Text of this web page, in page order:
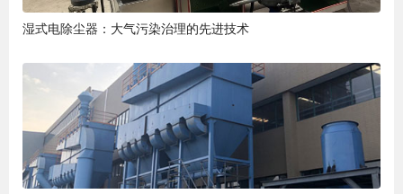
湿式电除尘器：大气污染治理的先进技术